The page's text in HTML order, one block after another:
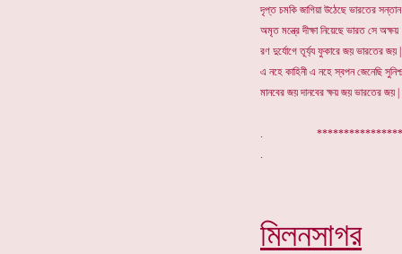
দৃপ্ত চমকি জাগিয়া উঠেছে ভারতের
অমৃত মন্ত্রে দীক্ষা নিয়েছে ভারত সে অক্ষয়
রণ দুর্যোগে তূর্য্য ফুকারে জয় ভারতের জয় |
এ নহে কাহিনী এ নহে স্বপন জেনেছি
মানবের জয় দানবের ক্ষয় জয় ভারতের জয় |
.
মিলনসাগর